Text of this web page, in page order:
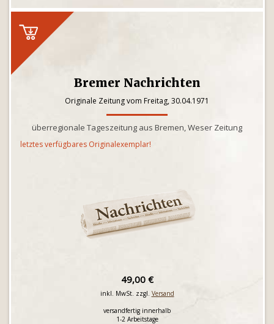
Bremer Nachrichten
Originale Zeitung vom Freitag, 30.04.1971
überregionale Tageszeitung aus Bremen, Weser Zeitung
letztes verfügbares Originalexemplar!
49,00 €
inkl. MwSt. zzgl. Versand
versandfertig innerhalb
1-2 Arbeitstage